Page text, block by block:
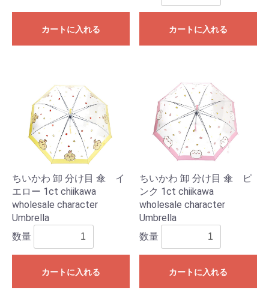
カートに入れる カートに入れる
ちいかわ 卸 分け目 傘 イ
エロー 1ct chiikawa
wholesale character
Umbrella
数量
カートに入れる
ちいかわ 卸 分け目 傘 ピ
ンク 1ct chiikawa
wholesale character
Umbrella
数量
カートに入れる